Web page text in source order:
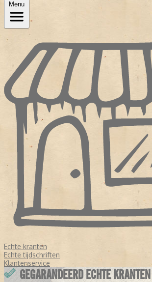
Menu
Echte kranten
Echte tijdschriften
Klantenservice
GEGARANDEERD ECHTE KRANTEN